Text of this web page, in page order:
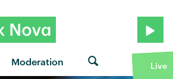
Moderation Live